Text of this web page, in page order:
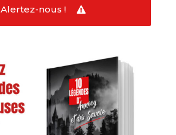
Alertez-nous !